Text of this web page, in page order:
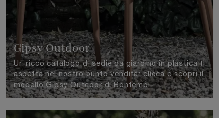
Gipsy Outdoor
Un ricco catalogo di sedie da giardino in plastica ti
aspetta nel nostro punto vendita: clicca e scopri il
modello Gipsy Outdoor di Bontempi.